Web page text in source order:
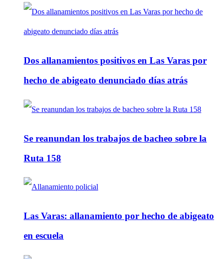
Dos allanamientos positivos en Las Varas por
hecho de abigeato denunciado días atrás
Se reanundan los trabajos de bacheo sobre la
Ruta 158
Las Varas: allanamiento por hecho de abigeato
en escuela